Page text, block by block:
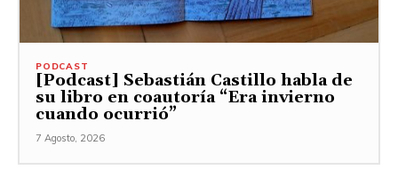
PODCAST
[Podcast] Sebastián Castillo habla de
su libro en coautoría “Era invierno
cuando ocurrió”
7 Agosto, 2026